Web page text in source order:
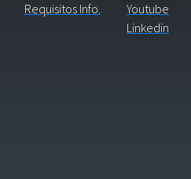
Requisitos Info.
Youtube
Linkedin